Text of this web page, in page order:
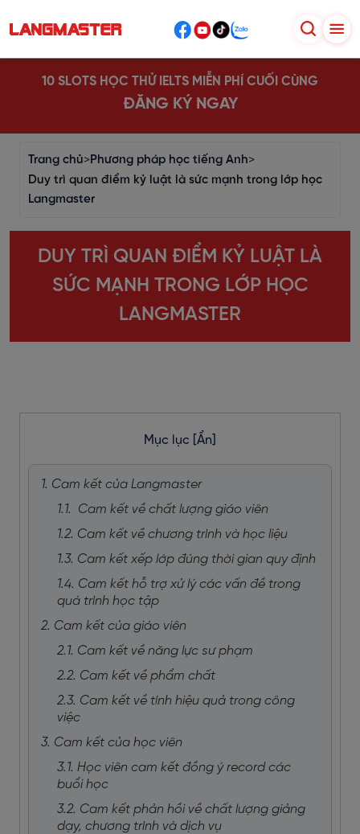
10 SLOTS HỌC THỬ IELTS MIỄN PHÍ CUỐI CÙNG
ĐĂNG KÝ NGAY
Trang chủ>Phương pháp học tiếng Anh>
Duy trì quan điểm kỷ luật là sức mạnh trong lớp học
Langmaster
DUY TRÌ QUAN ĐIỂM KỶ LUẬT LÀ
SỨC MẠNH TRONG LỚP HỌC
LANGMASTER
Mục lục [Ẩn]
1. Cam kết của Langmaster
1.1. Cam kết về chất lượng giáo viên
1.2. Cam kết về chương trình và học liệu
1.3. Cam kết xếp lớp đúng thời gian quy định
1.4. Cam kết hỗ trợ xử lý các vấn đề trong
quá trình học tập
2. Cam kết của giáo viên
2.1. Cam kết về năng lực sư phạm
2.2. Cam kết về phẩm chất
2.3. Cam kết về tính hiệu quả trong công
việc
3. Cam kết của học viên
3.1. Học viên cam kết đồng ý record các
buổi học
3.2. Cam kết phản hồi về chất lượng giảng
dạy, chương trình và dịch vụ